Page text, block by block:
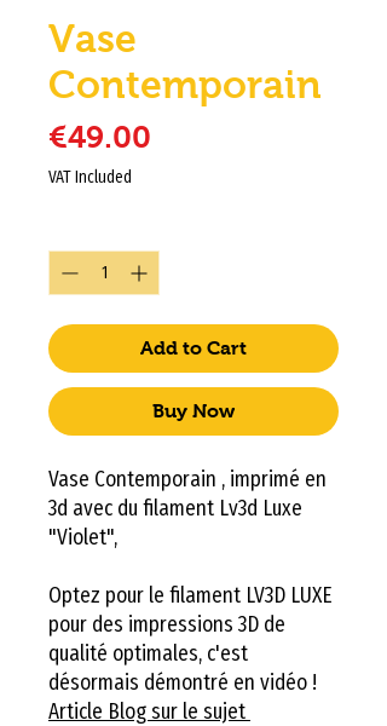
Vase
Contemporain
€49.00
VAT Included
Add to Cart
Buy Now
Vase Contemporain , imprimé en
3d avec du filament Lv3d Luxe
"Violet",
Optez pour le filament LV3D LUXE
pour des impressions 3D de
qualité optimales, c'est
désormais démontré en vidéo !
Article Blog sur le sujet